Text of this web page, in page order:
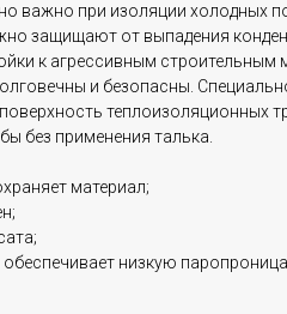
важно при изоляции холодных
защищают от выпадения
к агрессивным строительным
и безопасны.
теплоизоляционных
без применения талька.
материал;
низкую